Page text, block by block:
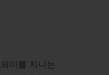
미를 지니는